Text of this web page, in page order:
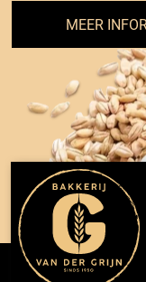
MEER